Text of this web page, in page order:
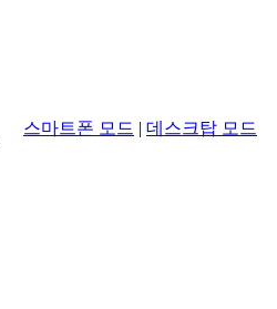
스마트폰 모드 | 데스크탑 모드